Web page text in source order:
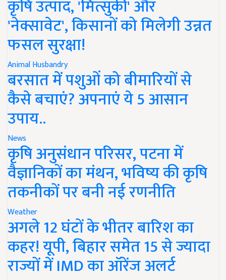
कृषि उत्पाद, 'मित्सुकी' और
'नेक्सावेट', किसानों को मिलेगी उन्नत
फसल सुरक्षा!
Animal Husbandry
बरसात में पशुओं को बीमारियों से
कैसे बचाएं? अपनाएं ये 5 आसान
उपाय..
News
कृषि अनुसंधान परिसर, पटना में
वैज्ञानिकों का मंथन, भविष्य की कृषि
तकनीकों पर बनी नई रणनीति
Weather
अगले 12 घंटों के भीतर बारिश का
कहर! यूपी, बिहार समेत 15 से ज्यादा
राज्यों में IMD का ऑरेंज अलर्ट